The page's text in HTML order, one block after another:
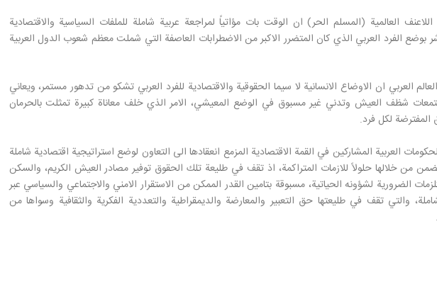
العالمية (المسلم الحر) ان الوقت بات مؤاتياً لمراجعة عربية شاملة للملفات السياسية والاقتصادية
بوضع الفرد العربي الذي كان المتضرر الاكبر من الاضطرابات العاصفة التي شملت معظم شعوب الدول العربية
العربي ان الاوضاع الانسانية لا سيما الحقوقية والاقتصادية للفرد العربي تشكو من تدهور مستمر، ويعاني
شظف العيش وتدني غير مسبوق في الوضع المعيشي، الامر الذي خلف معاناة كبيرة تمثلت بالحرمان
المفترضة لكل فرد.
العربية المشاركين في القمة الاقتصادية المزمع انعقادها الى التعاون لوضع استراتيجية اقتصادية شاملة
من خلالها حلولاً للازمات المتراكمة، اذ تقف في طليعة تلك الحقوق توفير مصادر العيش الكريم، والسكن
الضرورية لشؤونه الحياتية، مسبوقة بتامين القدر الممكن من الاستقرار الامني والاجتماعي والسياسي عبر
والتي تقف في طليعتها حق التعبير والمعارضة والديمقراطية والتعددية الفكرية والثقافية وسواها من